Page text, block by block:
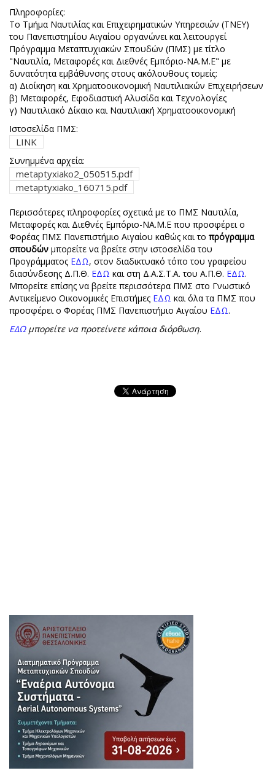
Πληροφορίες:
Το Τμήμα Ναυτιλίας και Επιχειρηματικών Υπηρεσιών (ΤΝΕΥ)
του Πανεπιστημίου Αιγαίου οργανώνει και λειτουργεί
Πρόγραμμα Μεταπτυχιακών Σπουδών (ΠΜΣ) με τίτλο
"Ναυτιλία, Μεταφορές και Διεθνές Εμπόριο-ΝΑ.Μ.Ε" με
δυνατότητα εμβάθυνσης στους ακόλουθους τομείς:
α) Διοίκηση και Χρηματοοικονομική Ναυτιλιακών Επιχειρήσεων
β) Μεταφορές, Εφοδιαστική Αλυσίδα και Τεχνολογίες
γ) Ναυτιλιακό Δίκαιο και Ναυτιλιακή Χρηματοοικονομική
Ιστοσελίδα ΠΜΣ:
LINK
Συνημμένα αρχεία:
metaptyxiako2_050515.pdf
metaptyxiako_160715.pdf
Περισσότερες πληροφορίες σχετικά με το ΠΜΣ Ναυτιλία,
Μεταφορές και Διεθνές Εμπόριο-ΝΑ.Μ.Ε που προσφέρει ο
Φορέας ΠΜΣ Πανεπιστήμιο Αιγαίου καθώς και το πρόγραμμα
σπουδών μπορείτε να βρείτε στην ιστοσελίδα του
Προγράμματος ΕΔΩ, στον διαδικτυακό τόπο του γραφείου
διασύνδεσης Δ.Π.Θ. ΕΔΩ και στη Δ.Α.Σ.Τ.Α. του Α.Π.Θ. ΕΔΩ.
Μπορείτε επίσης να βρείτε περισσότερα ΠΜΣ στο Γνωστικό
Αντικείμενο Οικονομικές Επιστήμες ΕΔΩ και όλα τα ΠΜΣ που
προσφέρει ο Φορέας ΠΜΣ Πανεπιστήμιο Αιγαίου ΕΔΩ.
ΕΔΩμπορείτε να προτείνετε κάποια διόρθωση.